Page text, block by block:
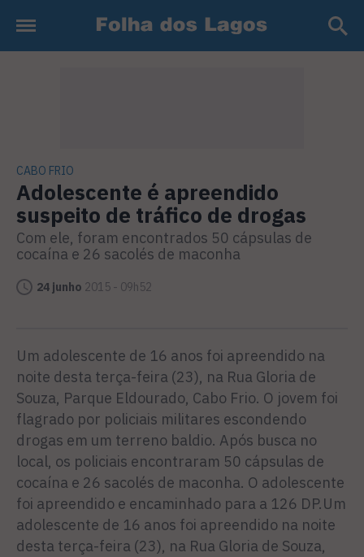
CABO FRIO
Adolescente é apreendido
suspeito de tráfico de drogas
Com ele, foram encontrados 50 cápsulas de
cocaína e 26 sacolés de maconha
24 junho 2015 - 09h52
Um adolescente de 16 anos foi apreendido na
noite desta terça-feira (23), na Rua Gloria de
Souza, Parque Eldourado, Cabo Frio. O jovem foi
flagrado por policiais militares escondendo
drogas em um terreno baldio. Após busca no
local, os policiais encontraram 50 cápsulas de
cocaína e 26 sacolés de maconha. O adolescente
foi apreendido e encaminhado para a 126 DP.Um
adolescente de 16 anos foi apreendido na noite
desta terça-feira (23), na Rua Gloria de Souza,